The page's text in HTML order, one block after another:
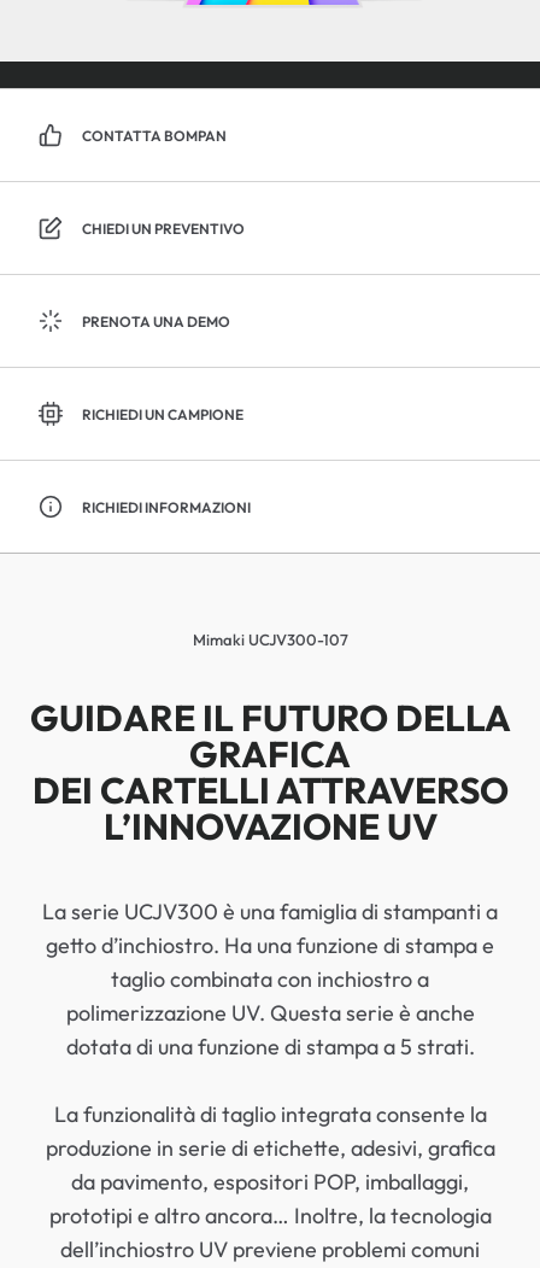
CONTATTA BOMPAN
CHIEDI UN PREVENTIVO
PRENOTA UNA DEMO
RICHIEDI UN CAMPIONE
RICHIEDI INFORMAZIONI
Mimaki UCJV300-107
GUIDARE IL FUTURO DELLA
GRAFICA
DEI CARTELLI ATTRAVERSO
L’INNOVAZIONE UV
La serie UCJV300 è una famiglia di stampanti a
getto d’inchiostro. Ha una funzione di stampa e
taglio combinata con inchiostro a
polimerizzazione UV. Questa serie è anche
dotata di una funzione di stampa a 5 strati.
La funzionalità di taglio integrata consente la
produzione in serie di etichette, adesivi, grafica
da pavimento, espositori POP, imballaggi,
prototipi e altro ancora… Inoltre, la tecnologia
dell’inchiostro UV previene problemi comuni